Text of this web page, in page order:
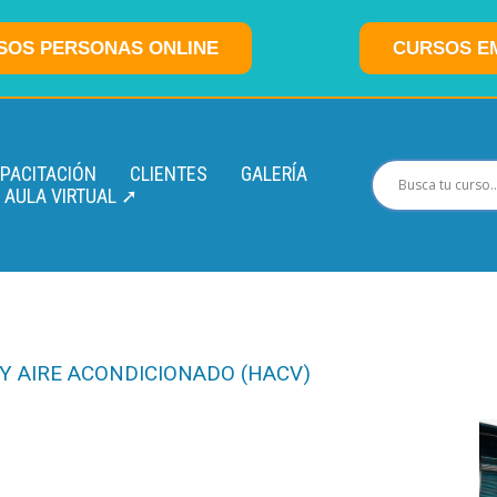
PERSONAS ONLINE CURSOS
CLIENTES
GALERÍA
AULA VIRTUAL ➚
AIRE ACONDICIONADO (HACV)